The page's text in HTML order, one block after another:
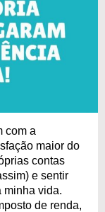
com a
maior do
contas
e sentir
minha vida.
de renda,